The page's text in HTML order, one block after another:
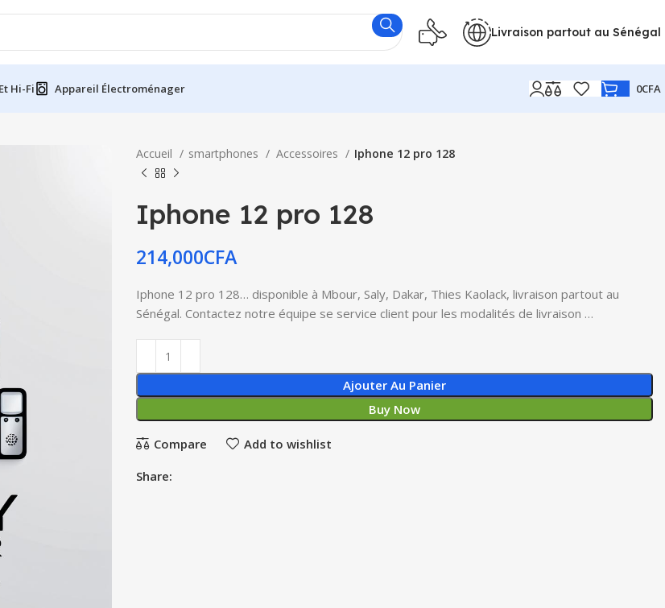
Livraison partout au Sénégal
Hi-Fi Appareil Électroménager 0CFA
Accueil smartphones Accessoires Iphone 12 pro 128
Iphone 12 pro 128
214,000CFA
Iphone 12 pro 128… disponible à Mbour, Saly, Dakar, Thies Kaolack, livraison partout au
Sénégal. Contactez notre équipe se service client pour les modalités de livraison …
Ajouter Au Panier
Buy Now
Compare Add to wishlist
Share: